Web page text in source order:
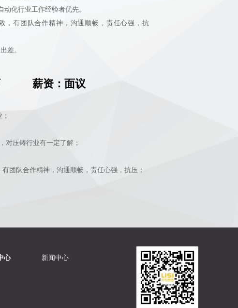
对压铸行业有一定了解；
团队合作精神，沟通顺畅，责任心强，抗压；
师 薪资：面议
化行业工作经验者优先。
，有团队合作精神，沟通顺畅，责任心强，抗
差。
心 新闻中心